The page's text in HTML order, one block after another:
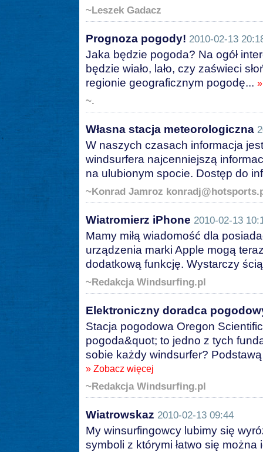
~Leszek Gadacz
Prognoza pogody! 2010-02-13
Jaka będzie pogoda? Na ogół
będzie wiało, lało, czy zaświeci
regionie geograficznym pogodę...
~.
Własna stacja meteorologiczna
W naszych czasach informacja
windsurfera najcenniejszą
na ulubionym spocie. Dostęp do
~Konrad Jamroz
Wiatromierz iPhone 2010-02-13
Mamy miłą wiadomość dla
urządzenia marki Apple mogą
dodatkową funkcję. Wystarczy
~Redakcja Windsurfing.pl
Elektroniczny doradca
Stacja pogodowa Oregon
pogoda&quot; to jedno z tych
sobie każdy windsurfer?
» Zobacz więcej
~Redakcja Windsurfing.pl
Wiatrowskaz 2010-02-13 09:44
My winsurfingowcy lubimy się
symboli z którymi łatwo się